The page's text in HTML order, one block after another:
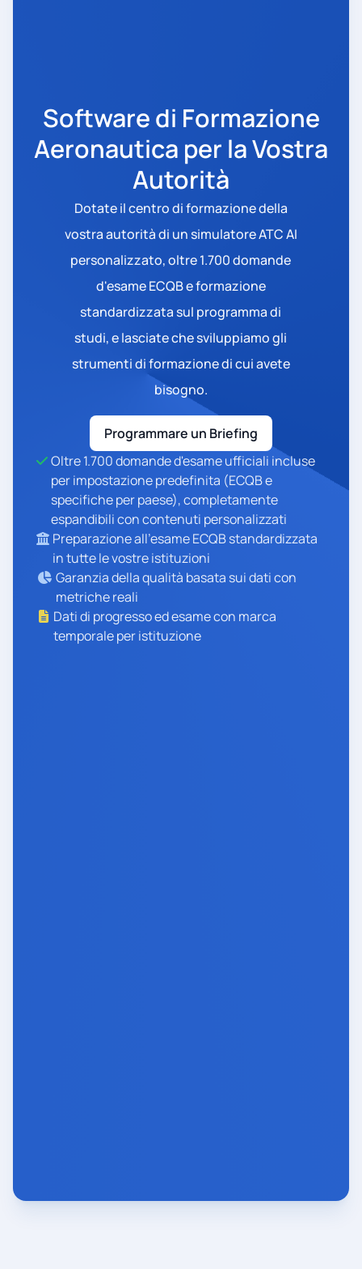
Software di Formazione
Aeronautica per la Vostra
Autorità
Dotate il centro di formazione della
vostra autorità di un simulatore ATC AI
personalizzato, oltre 1.700 domande
d'esame ECQB e formazione
standardizzata sul programma di
studi, e lasciate che sviluppiamo gli
strumenti di formazione di cui avete
bisogno.
Programmare un Briefing
Oltre 1.700 domande d'esame ufficiali incluse
per impostazione predefinita (ECQB e
specifiche per paese), completamente
espandibili con contenuti personalizzati
Preparazione all'esame ECQB standardizzata
in tutte le vostre istituzioni
Garanzia della qualità basata sui dati con
metriche reali
Dati di progresso ed esame con marca
temporale per istituzione